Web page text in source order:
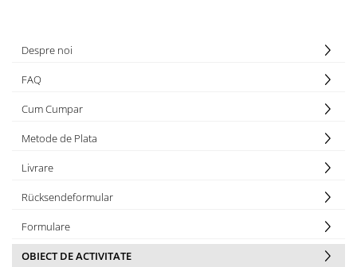
Despre noi
FAQ
Cum Cumpar
Metode de Plata
Livrare
Rücksendeformular
Formulare
OBIECT DE ACTIVITATE